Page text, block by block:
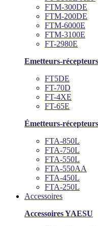
FTM-300DE
FTM-200DE
FTM-6000E
FTM-3100E
FT-2980E
Emetteurs-
FT5DE
FT-70D
FT-4XE
FT-65E
Émetteurs-
FTA-850L
FTA-750L
FTA-550L
FTA-550AA
FTA-450L
FTA-250L
Accessoires
Accessoires YAESU